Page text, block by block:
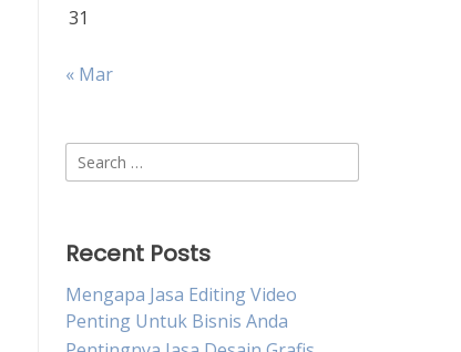
31
« Mar
Search
for:
Recent Posts
Mengapa Jasa Editing Video
Penting Untuk Bisnis Anda